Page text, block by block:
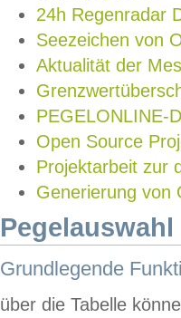
24h Regenradar
Seezeichen von
Aktualität der
PEGELONLINE-
Open Source
Projektarbeit zur
Generierung von
Grundlegende
über die Tabelle